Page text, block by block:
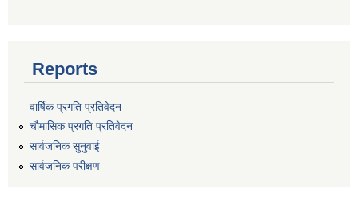
Reports
वार्षिक प्रगति प्रतिवेदन
चौमासिक प्रगति प्रतिवेदन
सार्वजनिक सुनुवाई
सार्वजनिक परीक्षण